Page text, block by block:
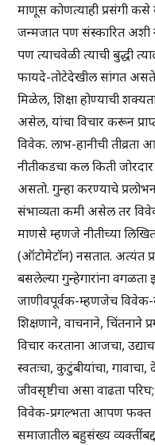
माणूस कोणत्याही प्रसंगी कसे
जन्मजात पण संस्कारित अशी
पण त्याचवेळी त्याची बुद्धी
फायदे-तोटेदेखील सांगत
मिळेल, शिक्षा होण्याची
असेल, यांचा विचार करून
विवेक. लाभ-हानीची
नीतीकडचा कल किती
असतो. गुन्हा करण्याचे
संभाव्यता कमी असेल तर
माणसे म्हणजे नीतीच्या लिखित
(ऑटोमेटॉन) नसतात. अत्यंत
बसलेल्या गुन्हेगारांना वगळता
जाणीवपूर्वक-म्हणजेच
शिक्षणाने, वाचनाने, चिंतनाने
विचार करताना आजचा,
स्वतःचा, कुटुंबीयांचा, गावाचा,
जीवसृष्टीचा असा वाढता
विवेक-प्रगल्भता आपण फक्त
समाजातील बहुसंख्य